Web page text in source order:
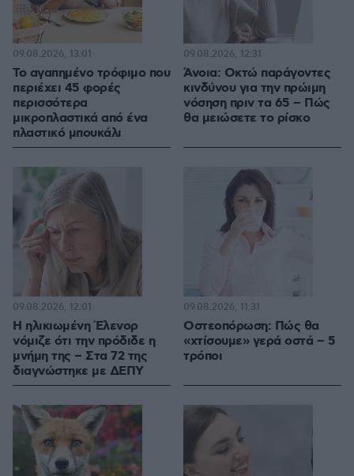
Το αγαπημένο τρόφιμο που
περιέχει 45 φορές
περισσότερα
μικροπλαστικά από ένα
πλαστικό μπουκάλι
09.08.2026, 13:01
Άνοια: Οκτώ παράγοντες
κινδύνου για την πρώιμη
νόσηση πριν τα 65 – Πώς
θα μειώσετε το ρίσκο
09.08.2026, 12:31
Η ηλικιωμένη Έλενορ
νόμιζε ότι την πρόδιδε η
μνήμη της – Στα 72 της
διαγνώστηκε με ΔΕΠΥ
09.08.2026, 12:01
Οστεοπόρωση: Πώς θα
«χτίσουμε» γερά οστά – 5
τρόποι
09.08.2026, 11:31